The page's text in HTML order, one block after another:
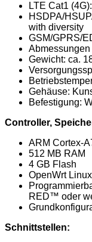
LTE Cat1
HSDPA/
with diversity
GSM/GPRS/
Abmessungen
Gewicht: ca.
Gehäuse:
Befestigung:
Controller,
ARM Cortex-
512 MB RAM
4 GB Flash
OpenWrt Linux
RED™ oder
Schnittstellen: